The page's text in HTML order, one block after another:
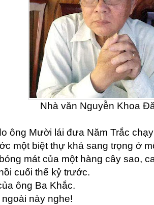
Nguyễn Khoa
ông Mười lái đưa Năm Trắc
một biệt thự khá sang trọng ở
mát của một hàng cây sao,
cuối thế kỷ trước.
ông Ba Khắc.
này nghe!